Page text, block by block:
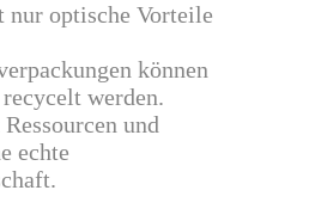
nur optische Vorteile
können
werden.
und
echte